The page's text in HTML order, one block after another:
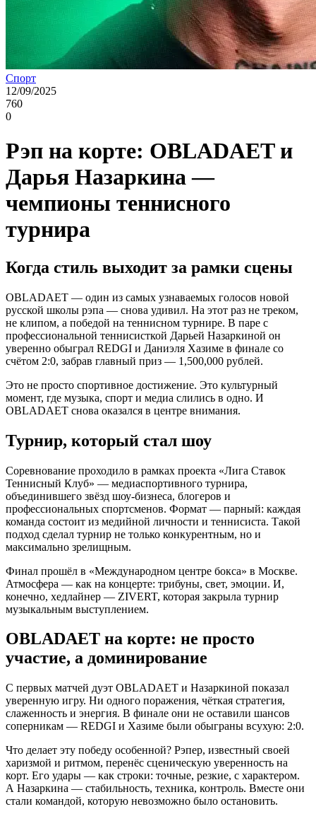
Спорт
12/09/2025
760
0
Рэп на корте: OBLADAET и
Дарья Назаркина —
чемпионы теннисного
турнира
Когда стиль выходит за рамки сцены
OBLADAET — один из самых узнаваемых голосов новой
русской школы рэпа — снова удивил. На этот раз не треком,
не клипом, а победой на теннисном турнире. В паре с
профессиональной теннисисткой Дарьей Назаркиной он
уверенно обыграл REDGI и Даниэля Хазиме в финале со
счётом 2:0, забрав главный приз — 1,500,000 рублей.
Это не просто спортивное достижение. Это культурный
момент, где музыка, спорт и медиа слились в одно. И
OBLADAET снова оказался в центре внимания.
Турнир, который стал шоу
Соревнование проходило в рамках проекта «Лига Ставок
Теннисный Клуб» — медиаспортивного турнира,
объединившего звёзд шоу-бизнеса, блогеров и
профессиональных спортсменов. Формат — парный: каждая
команда состоит из медийной личности и теннисиста. Такой
подход сделал турнир не только конкурентным, но и
максимально зрелищным.
Финал прошёл в «Международном центре бокса» в Москве.
Атмосфера — как на концерте: трибуны, свет, эмоции. И,
конечно, хедлайнер — ZIVERT, которая закрыла турнир
музыкальным выступлением.
OBLADAET на корте: не просто
участие, а доминирование
С первых матчей дуэт OBLADAET и Назаркиной показал
уверенную игру. Ни одного поражения, чёткая стратегия,
слаженность и энергия. В финале они не оставили шансов
соперникам — REDGI и Хазиме были обыграны всухую: 2:0.
Что делает эту победу особенной? Рэпер, известный своей
харизмой и ритмом, перенёс сценическую уверенность на
корт. Его удары — как строки: точные, резкие, с характером.
А Назаркина — стабильность, техника, контроль. Вместе они
стали командой, которую невозможно было остановить.